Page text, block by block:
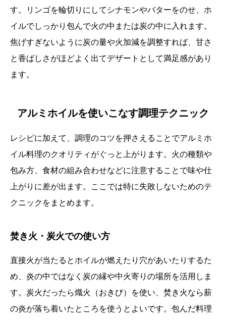
す。リンゴを輪切りにしてシナモンやバターをのせ、ホ
イルでしっかり包んで火の中または炭の中に入れます。
焦げすぎないように炭の量や火加減を調整すれば、甘さ
と香ばしさがほどよく出てデザートとして満足感があり
ます。
アルミホイルを使いこなす調理テクニック
レシピに加えて、調理のコツを押さえることでアルミホ
イル料理のクオリティがぐっと上がります。火の種類や
包み方、食材の組み合わせなどに注意することで味や仕
上がりに差が出ます。ここでは特に失敗しないためのテ
クニックをまとめます。
焚き火・炭火での使い方
直接火が当たるとホイルが燃えたり穴があいたりするた
め、炎の中ではなく炭の縁や中火寄りの場所を活用しま
す。炭火だったら熾火（おきび）を使い、焚き火なら薪
の炎が落ち着いたところを使うとよいです。包んだ料理